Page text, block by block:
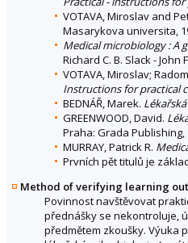
VOTAVA, Miroslav and
Masarykova universita,
Medical microbiology : A
Richard C. B. Slack -
VOTAVA, Miroslav;
Instructions for practical
BEDNÁŘ, Marek.
GREENWOOD, David.
Praha: Grada Publishing,
MURRAY, Patrick R.
Prvních pět titulů je
Method of verifying learning
Povinnost navštěvovat
přednášky se nekontroluje,
předmětem zkoušky. Výuka